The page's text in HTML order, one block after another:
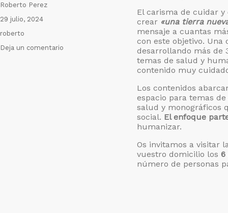
El carisma de cuidar
crear «una tierra
mensaje a cuantas
con este objetivo.
desarrollando más de
temas de salud y
contenido muy
Los contenidos
espacio para temas
salud y monográficos
social. El enfoque
humanizar.
Os invitamos a visitar
vuestro domicilio los 6
número de personas
Autor
Roberto Perez
Publicado
29 julio, 2024
Etiquetas
roberto
Deja un comentario